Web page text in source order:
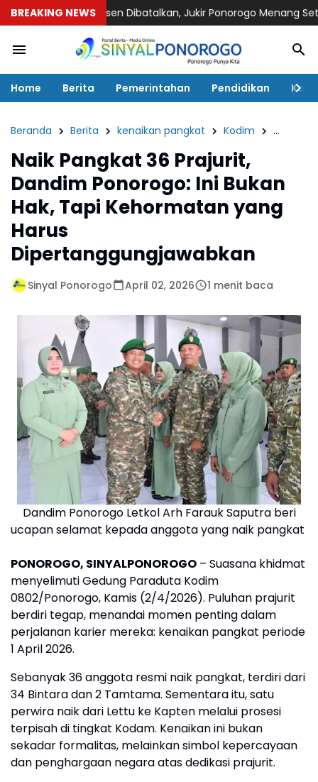
BREAKING NEWS
68 Persen Dibatalkan, Jukir Ponorogo Menang Setelah
Home Berita Pemerintahan Pendidikan
Beranda Berita kenaikan pangkat Kodim Sinyal
Naik Pangkat 36 Prajurit,
Dandim Ponorogo: Ini Bukan
Hak, Tapi Kehormatan yang
Harus
Dipertanggungjawabkan
Sinyal Ponorogo April 02, 2026 1 menit baca
Dandim Ponorogo Letkol Arh Farauk Saputra beri
ucapan selamat kepada anggota yang naik pangkat
PONOROGO, SINYALPONOROGO – Suasana khidmat
menyelimuti Gedung Paraduta Kodim
0802/Ponorogo, Kamis (2/4/2026). Puluhan prajurit
berdiri tegap, menandai momen penting dalam
perjalanan karier mereka: kenaikan pangkat periode
1 April 2026.
Sebanyak 36 anggota resmi naik pangkat, terdiri dari
34 Bintara dan 2 Tamtama. Sementara itu, satu
perwira naik dari Lettu ke Kapten melalui prosesi
terpisah di tingkat Kodam. Kenaikan ini bukan
sekadar formalitas, melainkan simbol kepercayaan
dan penghargaan negara atas dedikasi prajurit.